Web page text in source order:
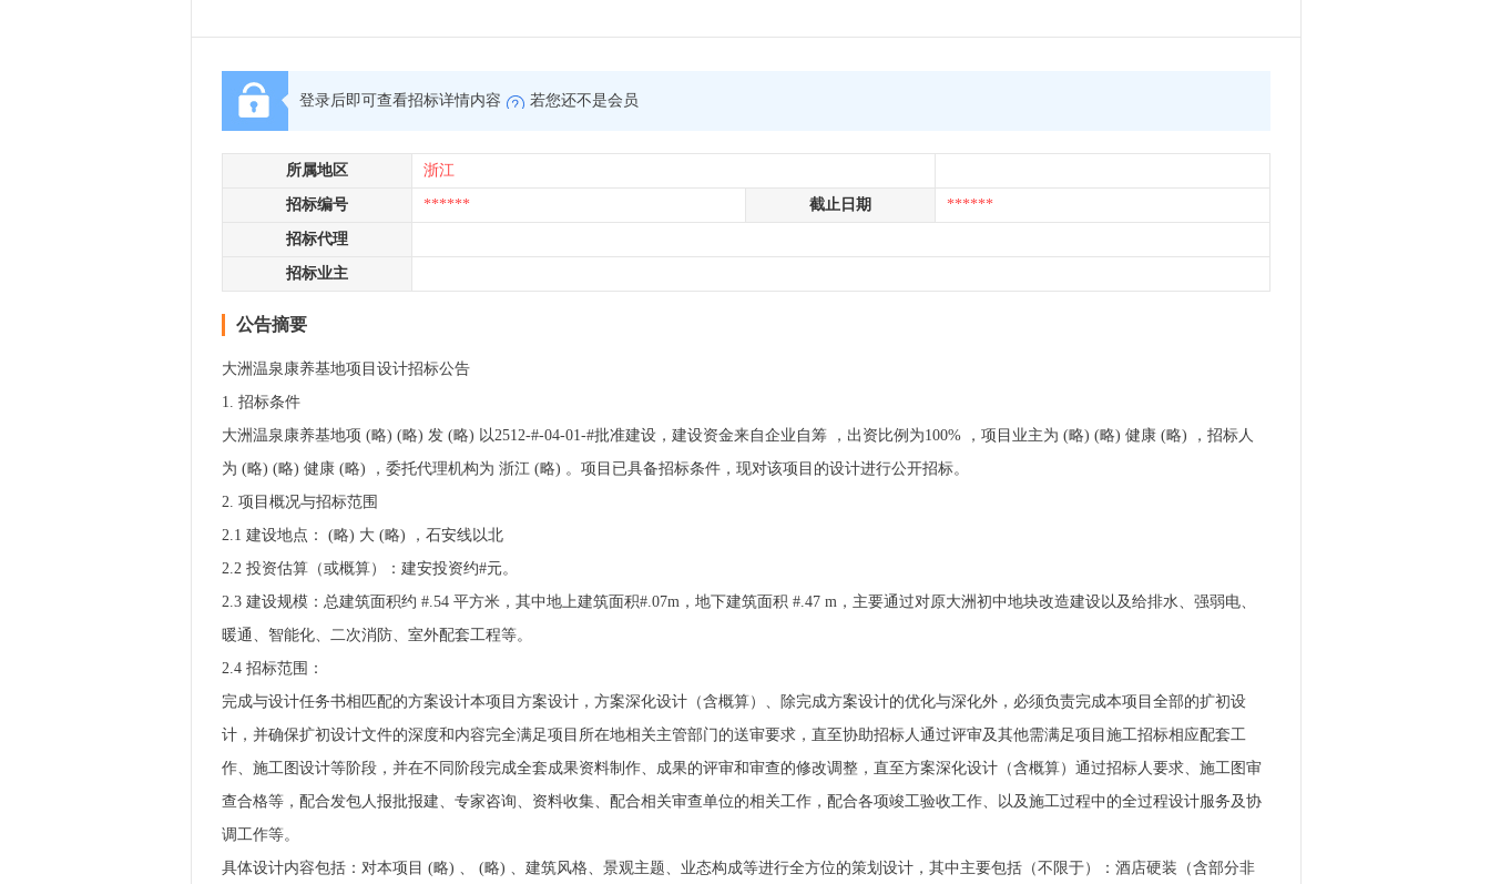
登录后即可查看招标详情内容 若您还不是会员
所属地区 浙江
招标编号 ****** 截止日期 ******
招标代理
招标业主
公告摘要
大洲温泉康养基地项目设计招标公告
1. 招标条件
大洲温泉康养基地项 (略) (略) 发 (略) 以2512-#-04-01-#批准建设，建设资金来自企业自筹 ，出资比例为100% ，项目业主为 (略) (略) 健康 (略) ，招标人
为 (略) (略) 健康 (略) ，委托代理机构为 浙江 (略) 。项目已具备招标条件，现对该项目的设计进行公开招标。
2. 项目概况与招标范围
2.1 建设地点： (略) 大 (略) ，石安线以北
2.2 投资估算（或概算）：建安投资约#元。
2.3 建设规模：总建筑面积约 #.54 平方米，其中地上建筑面积#.07m，地下建筑面积 #.47 m，主要通过对原大洲初中地块改造建设以及给排水、强弱电、
暖通、智能化、二次消防、室外配套工程等。
2.4 招标范围：
完成与设计任务书相匹配的方案设计本项目方案设计，方案深化设计（含概算）、除完成方案设计的优化与深化外，必须负责完成本项目全部的扩初设
计，并确保扩初设计文件的深度和内容完全满足项目所在地相关主管部门的送审要求，直至协助招标人通过评审及其他需满足项目施工招标相应配套工
作、施工图设计等阶段，并在不同阶段完成全套成果资料制作、成果的评审和审查的修改调整，直至方案深化设计（含概算）通过招标人要求、施工图审
查合格等，配合发包人报批报建、专家咨询、资料收集、配合相关审查单位的相关工作，配合各项竣工验收工作、以及施工过程中的全过程设计服务及协
调工作等。
具体设计内容包括：对本项目 (略) 、 (略) 、建筑风格、景观主题、业态构成等进行全方位的策划设计，其中主要包括（不限于）：酒店硬装（含部分非